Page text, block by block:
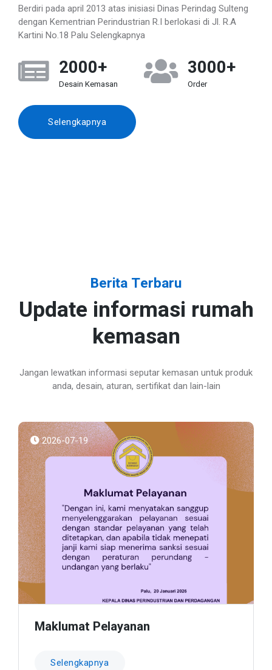
Berdiri pada april 2013 atas inisiasi Dinas Perindag Sulteng
dengan Kementrian Perindustrian R.I berlokasi di Jl. R.A
Kartini No.18 Palu Selengkapnya
2000+
Desain Kemasan
3000+
Order
Selengkapnya
Berita Terbaru
Update informasi rumah
kemasan
Jangan lewatkan informasi seputar kemasan untuk produk
anda, desain, aturan, sertifikat dan lain-lain
2026-07-19
Maklumat Pelayanan
Selengkapnya